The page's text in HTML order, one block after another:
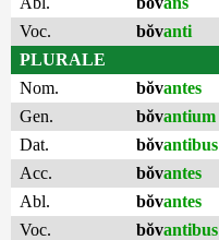
Voc.
bŏvanti
PLURALE
Nom.
bŏvantes
Gen.
bŏvantium
Dat.
bŏvantibus
Acc.
bŏvantes
Abl.
bŏvantes
Voc.
bŏvantibus